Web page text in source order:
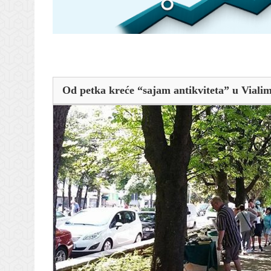
Od petka kreće “sajam antikviteta” u